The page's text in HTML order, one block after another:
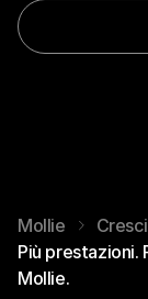
Mollie
Più prestazioni.
Mollie.